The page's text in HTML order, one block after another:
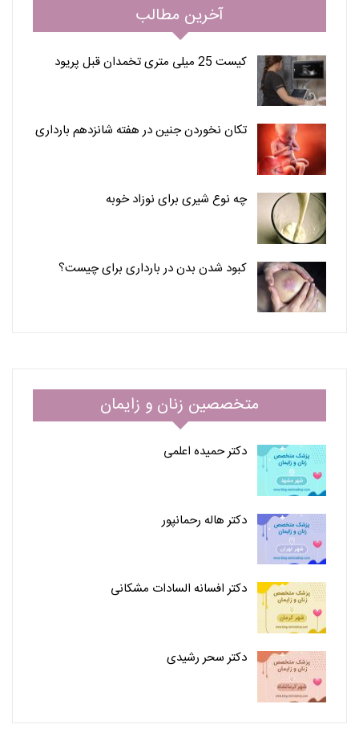
آخرین مطالب
کیست 25 میلی متری تخمدان قبل پریود
تکان نخوردن جنین در هفته شانزدهم بارداری
چه نوع شیری برای نوزاد خوبه
کبود شدن بدن در بارداری برای چیست؟
متخصصین زنان و زایمان
دکتر حمیده اعلمی
دکتر هاله رحمانپور
دکتر افسانه السادات مشکانی
دکتر سحر رشیدی